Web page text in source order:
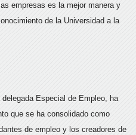
empresas es la mejor manera y
de la Universidad a la
Especial de Empleo, ha
que se ha consolidado como
de empleo y los creadores de